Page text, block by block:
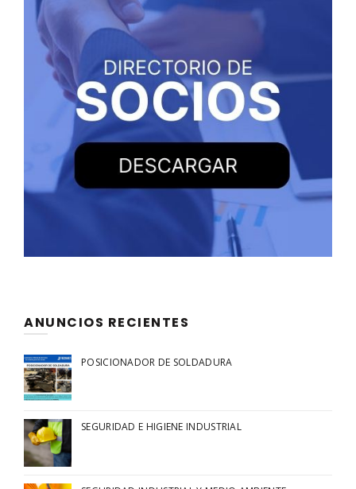
ANUNCIOS RECIENTES
POSICIONADOR DE SOLDADURA
SEGURIDAD E HIGIENE INDUSTRIAL